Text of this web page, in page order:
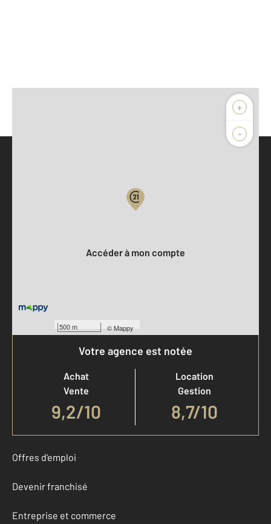
+
-
500 m ©Mappy
Accéder à mon compte
Votre agence est notée
Achat
Vente
9,2/10
Location
Gestion
8,7/10
Offres d'emploi
Devenir franchisé
Entreprise et commerce